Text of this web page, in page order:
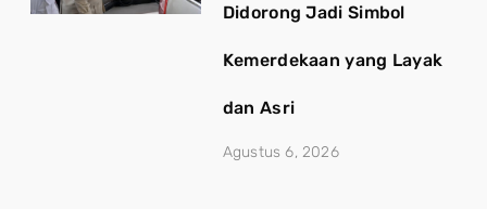
Didorong Jadi Simbol
Kemerdekaan yang Layak
dan Asri
Agustus 6, 2026